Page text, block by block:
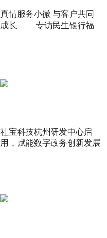
真情服务小微 与客户共同
成长 ——专访民生银行福
社宝科技杭州研发中心启
用，赋能数字政务创新发展